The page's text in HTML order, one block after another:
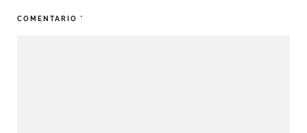
COMENTARIO *